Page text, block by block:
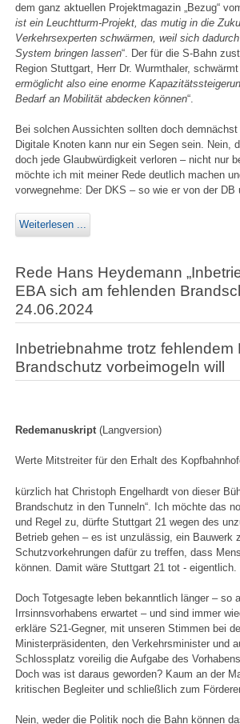
dem ganz aktuellen Projektmagazin „Bezug“
ist ein Leuchtturm-Projekt, das mutig in die
Verkehrsexperten schwärmen, weil sich
System bringen lassen“. Der für die S-Bahn
Region Stuttgart, Herr Dr. Wurmthaler, schwärmt
ermöglicht also eine enorme
Bedarf an Mobilität abdecken können“.
Bei solchen Aussichten sollten doch
Digitale Knoten kann nur ein Segen sein.
doch jede Glaub­würdigkeit verloren – nicht nur
möchte ich mit meiner Rede deutlich machen
vorwegnehme: Der DKS – so wie er von der
Weiterlesen ...
Rede Hans Heydemann
EBA sich am fehlenden
24.06.2024
Inbetriebnahme trotz
Brandschutz vorbeimogeln will
Redemanuskript(Langversion)
Werte Mitstreiter für den Erhalt des
kürzlich hat Christoph Engelhardt von dieser
Brandschutz in den Tunneln“. Ich möchte das
und Regel zu, dürfte Stuttgart 21 wegen des
Betrieb gehen – es ist unzulässig, ein Bauwerk
Schutzvorkehrungen dafür zu treffen, dass
können. Damit wäre Stuttgart 21 tot - eigentlich.
Doch Totgesagte leben bekanntlich länger –
Irrsinnsvorhabens erwartet – und sind immer
erkläre S21-Gegner, mit unseren Stimmen bei
Ministerpräsidenten, den Verkehrsminister und
Schlossplatz voreilig die Aufgabe des
Doch was ist daraus geworden? Kaum an der
kritischen Begleiter und schließlich zum
Nein, weder die Politik noch die Bahn können